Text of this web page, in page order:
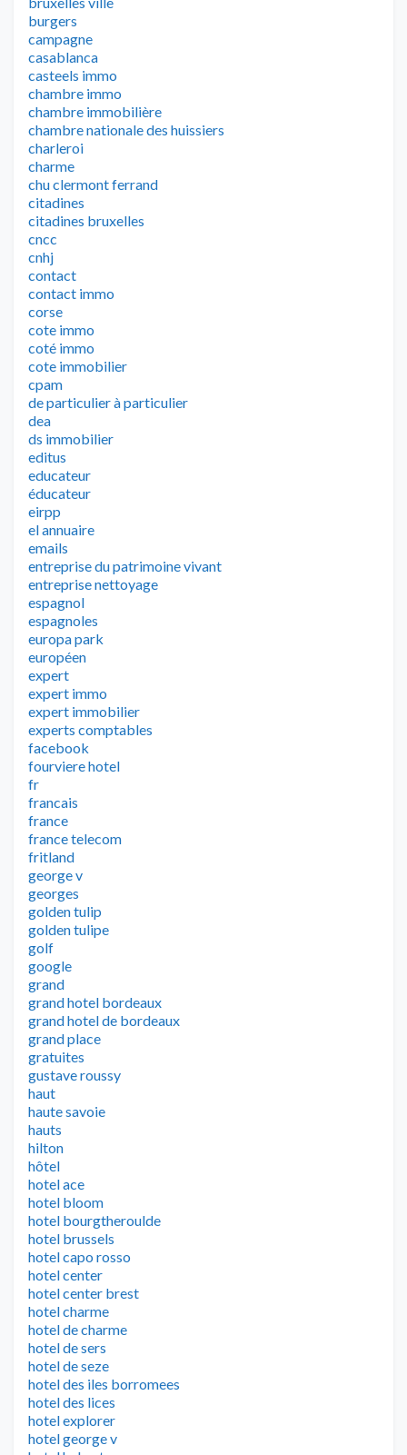
burgers
campagne
casablanca
casteels immo
chambre immo
chambre immobilière
chambre nationale des huissiers
charleroi
charme
chu clermont ferrand
citadines
citadines bruxelles
cncc
cnhj
contact
contact immo
corse
cote immo
coté immo
cote immobilier
cpam
de particulier à particulier
dea
ds immobilier
editus
educateur
éducateur
eirpp
el annuaire
emails
entreprise du patrimoine vivant
entreprise nettoyage
espagnol
espagnoles
europa park
européen
expert
expert immo
expert immobilier
experts comptables
facebook
fourviere hotel
fr
francais
france
france telecom
fritland
george v
georges
golden tulip
golden tulipe
golf
google
grand
grand hotel bordeaux
grand hotel de bordeaux
grand place
gratuites
gustave roussy
haut
haute savoie
hauts
hilton
hôtel
hotel ace
hotel bloom
hotel bourgtheroulde
hotel brussels
hotel capo rosso
hotel center
hotel center brest
hotel charme
hotel de charme
hotel de sers
hotel de seze
hotel des iles borromees
hotel des lices
hotel explorer
hotel george v